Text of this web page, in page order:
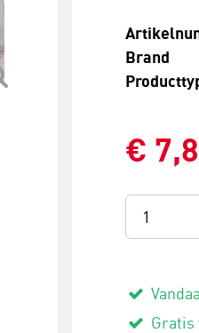
Brand
€
Gratis